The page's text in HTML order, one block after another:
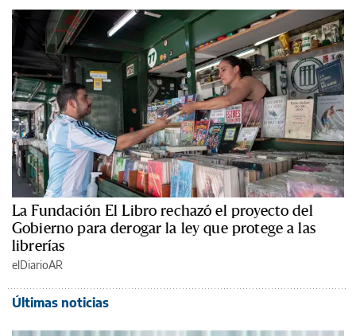
La Fundación El Libro rechazó el proyecto del
Gobierno para derogar la ley que protege a las
librerías
elDiarioAR
Últimas noticias